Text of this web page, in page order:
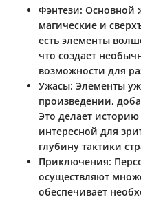
Фэнтези: Основной
магические и
есть элементы
что создает
возможности для
Ужасы: Элементы
произведении,
Это делает
интересной для
глубину тактики
Приключения:
осуществляют
обеспечивает